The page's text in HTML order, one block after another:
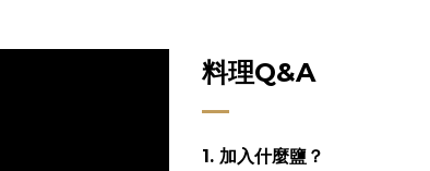
料理Q&A
1. 加入什麼鹽？